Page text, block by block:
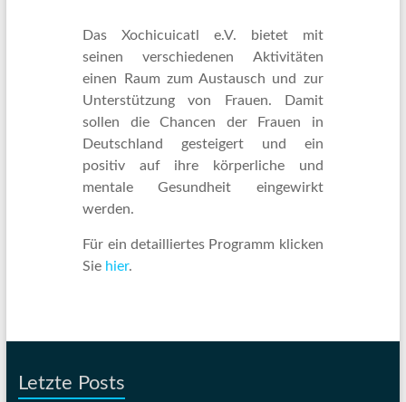
Das Xochicuicatl e.V. bietet mit
seinen verschiedenen Aktivitäten
einen Raum zum Austausch und zur
Unterstützung von Frauen. Damit
sollen die Chancen der Frauen in
Deutschland gesteigert und ein
positiv auf ihre körperliche und
mentale Gesundheit eingewirkt
werden.
Für ein detailliertes Programm klicken
Sie hier.
Letzte Posts